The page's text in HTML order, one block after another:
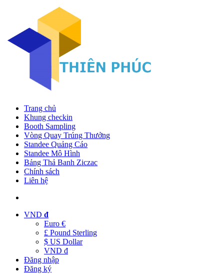
Trang chủ
Khung checkin
Booth Sampling
Vòng Quay Trúng Thưởng
Standee Quảng Cáo
Standee Mô Hình
Bảng Thả Banh Ziczac
Chính sách
Liên hệ
VND đ
Euro €
£ Pound Sterling
$ US Dollar
VND đ
Đăng nhập
Đăng ký